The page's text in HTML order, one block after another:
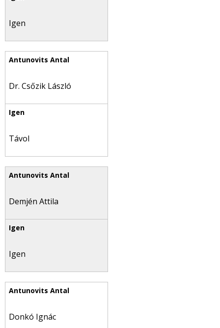
Igen
Dr. Csőzik László
Távol
Demjén Attila
Igen
Donkó Ignác